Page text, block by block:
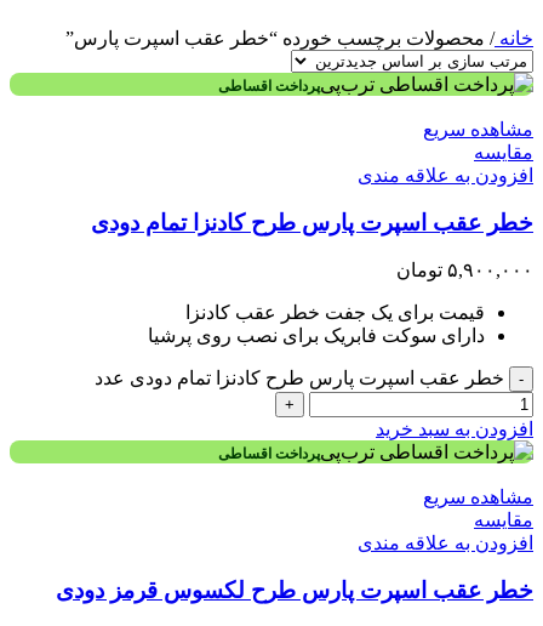
خانه/ محصولات برچسب خورده “خطر عقب اسپرت پارس”
پرداخت اقساطی
مشاهده سریع
مقایسه
افزودن به علاقه مندی
خطر عقب اسپرت پارس طرح کادنزا تمام دودی
۵,۹۰۰,۰۰۰ تومان
قیمت برای یک جفت خطر عقب کادنزا
دارای سوکت فابریک برای نصب روی پرشیا
- خطر عقب اسپرت پارس طرح کادنزا تمام دودی عدد
+
افزودن به سبد خرید
پرداخت اقساطی
مشاهده سریع
مقایسه
افزودن به علاقه مندی
خطر عقب اسپرت پارس طرح لکسوس قرمز دودی